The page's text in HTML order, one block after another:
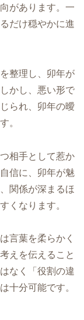
があります。一
だけ穏やかに進
整理し、卯年が
かし、悪い形で
られ、卯年の曖
。
相手として惹か
信に、卯年が魅
関係が深まるほ
くなります。
言葉を柔らかく
えを伝えること
なく「役割の違
十分可能です。